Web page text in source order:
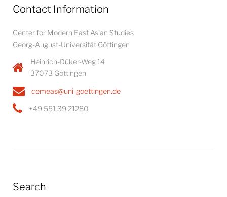
Contact Information
Center for Modern East Asian Studies
Georg-August-Universität Göttingen
Heinrich-Düker-Weg 14
37073 Göttingen
cemeas@uni-goettingen.de
+49 551 39 21280
Search